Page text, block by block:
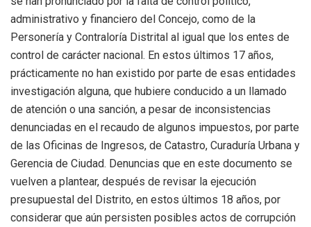
administrativo y financiero del Concejo, como de la
Personería y Contraloría Distrital al igual que los entes de
control de carácter nacional. En estos últimos 17 años,
prácticamente no han existido por parte de esas entidades
investigación alguna, que hubiere conducido a un llamado
de atención o una sanción, a pesar de inconsistencias
denunciadas en el recaudo de algunos impuestos, por parte
de las Oficinas de Ingresos, de Catastro, Curaduría Urbana y
Gerencia de Ciudad. Denuncias que en este documento se
vuelven a plantear, después de revisar la ejecución
presupuestal del Distrito, en estos últimos 18 años, por
considerar que aún persisten posibles actos de corrupción